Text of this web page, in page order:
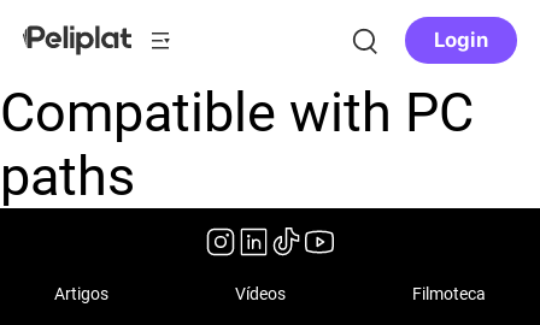
Login
Compatible with PC
paths
Artigos Vídeos Filmoteca